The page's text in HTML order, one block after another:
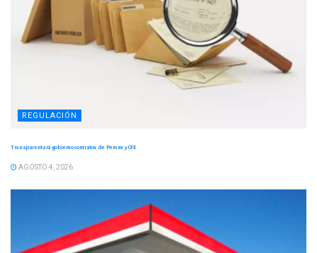
REGULACIÓN
Transparentará gobierno contratos de Pemex y CFE
AGOSTO 4, 2026